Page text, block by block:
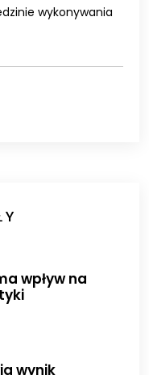
wykonywania
wpływ na
wynik